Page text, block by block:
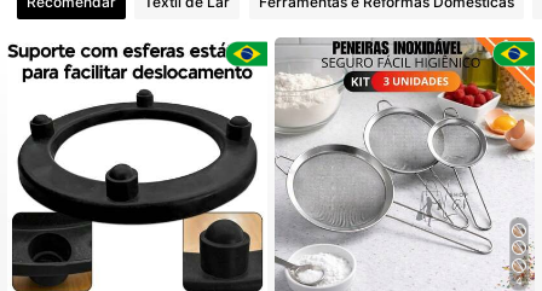
4,86 2.5K Seguidores
4,86 2.5K Seguidores
4,86 2.5K Seguidores
2.5K Seguidores
4